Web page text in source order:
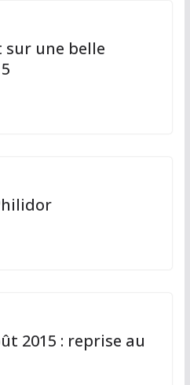
sur une belle
2015 : reprise au